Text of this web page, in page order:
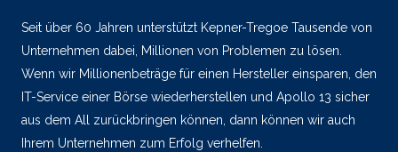
Seit über 60 Jahren unterstützt Kepner-Tregoe Tausende von
Unternehmen dabei, Millionen von Problemen zu lösen.
Wenn wir Millionenbeträge für einen Hersteller einsparen, den
IT-Service einer Börse wiederherstellen und Apollo 13 sicher
aus dem All zurückbringen können, dann können wir auch
Ihrem Unternehmen zum Erfolg verhelfen.